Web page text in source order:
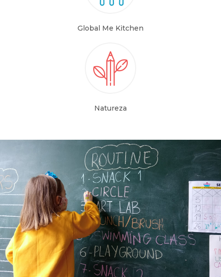
Global Me Kitchen
Natureza